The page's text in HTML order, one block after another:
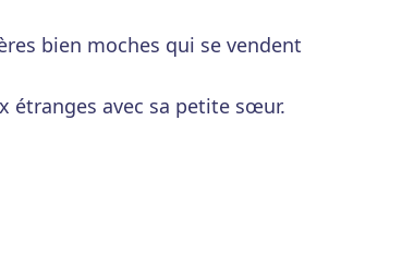
bien moches qui se vendent
étranges avec sa petite sœur.